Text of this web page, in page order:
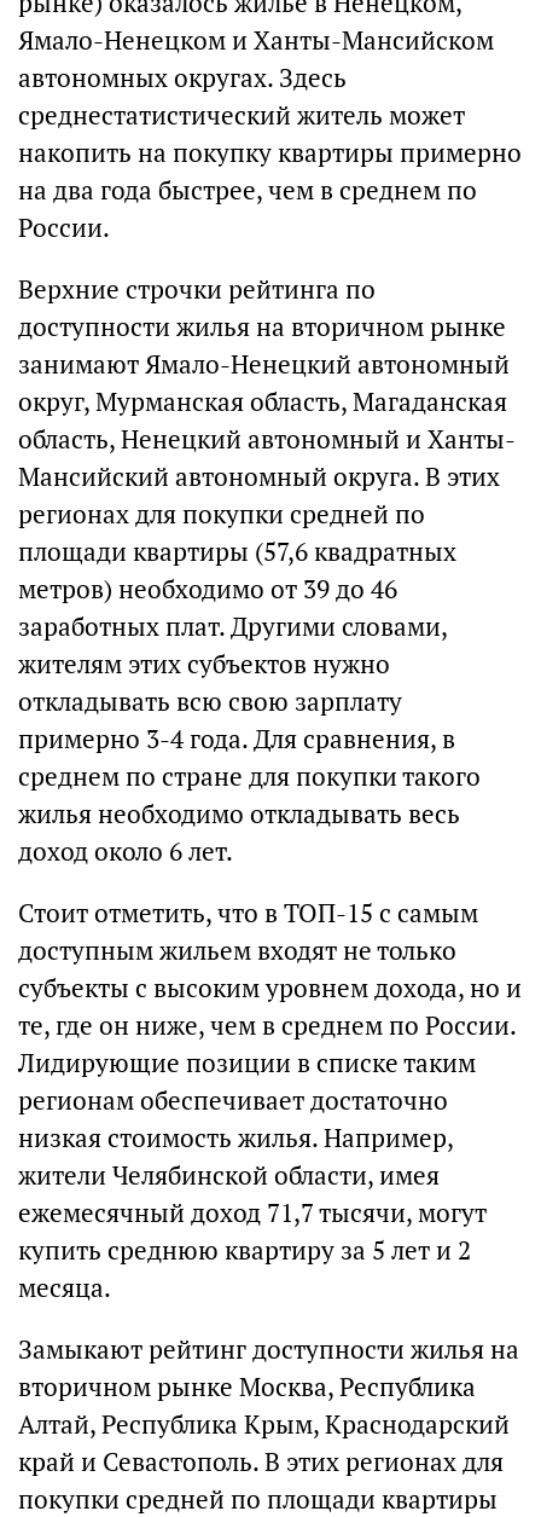
Ямало-Ненецком и Ханты-Мансийском
автономных округах. Здесь
среднестатистический житель может
накопить на покупку квартиры примерно
на два года быстрее, чем в среднем по
России.
Верхние строчки рейтинга по
доступности жилья на вторичном рынке
занимают Ямало-Ненецкий автономный
округ, Мурманская область, Магаданская
область, Ненецкий автономный и Ханты-
Мансийский автономный округа. В этих
регионах для покупки средней по
площади квартиры (57,6 квадратных
метров) необходимо от 39 до 46
заработных плат. Другими словами,
жителям этих субъектов нужно
откладывать всю свою зарплату
примерно 3-4 года. Для сравнения, в
среднем по стране для покупки такого
жилья необходимо откладывать весь
доход около 6 лет.
Стоит отметить, что в ТОП-15 с самым
доступным жильем входят не только
субъекты с высоким уровнем дохода, но и
те, где он ниже, чем в среднем по России.
Лидирующие позиции в списке таким
регионам обеспечивает достаточно
низкая стоимость жилья. Например,
жители Челябинской области, имея
ежемесячный доход 71,7 тысячи, могут
купить среднюю квартиру за 5 лет и 2
месяца.
Замыкают рейтинг доступности жилья на
вторичном рынке Москва, Республика
Алтай, Республика Крым, Краснодарский
край и Севастополь. В этих регионах для
покупки средней по площади квартиры